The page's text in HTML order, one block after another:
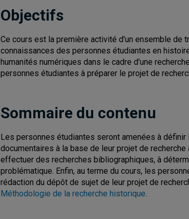
Objectifs
Ce cours est la première activité d'un ensemble de
connaissances des personnes étudiantes en
humanités numériques dans le cadre d'une
personnes étudiantes à préparer le projet de
Sommaire du contenu
Les personnes étudiantes seront amenées à
documentaires à la base de leur projet de
effectuer des recherches bibliographiques, à
problématique. Enfin, au terme du cours, les
rédaction du dépôt de sujet de leur projet de
Méthodologie de la recherche historique.